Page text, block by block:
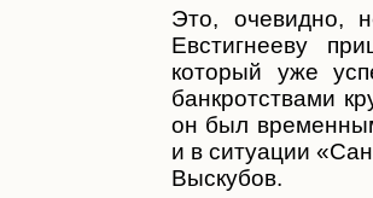
Это, очевидно,
Евстигнееву
который уже
банкротствами
он был
и в ситуации
Выскубов.